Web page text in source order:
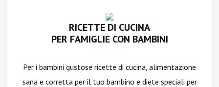
RICETTE DI CUCINA
PER FAMIGLIE CON BAMBINI
Per i bambini gustose ricette di cucina, alimentazione
sana e corretta per il tuo bambino e diete speciali per